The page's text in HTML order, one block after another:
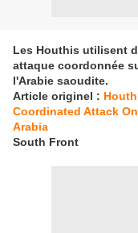
Les Houthis utilisent
attaque coordonnée
l'Arabie saoudite.
Article originel :
Coordinated Attack
Arabia
South Front